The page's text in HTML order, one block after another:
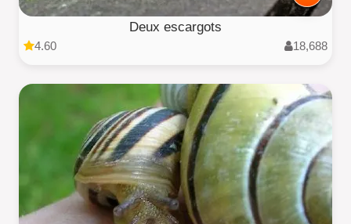
Deux escargots
4.60 18,688